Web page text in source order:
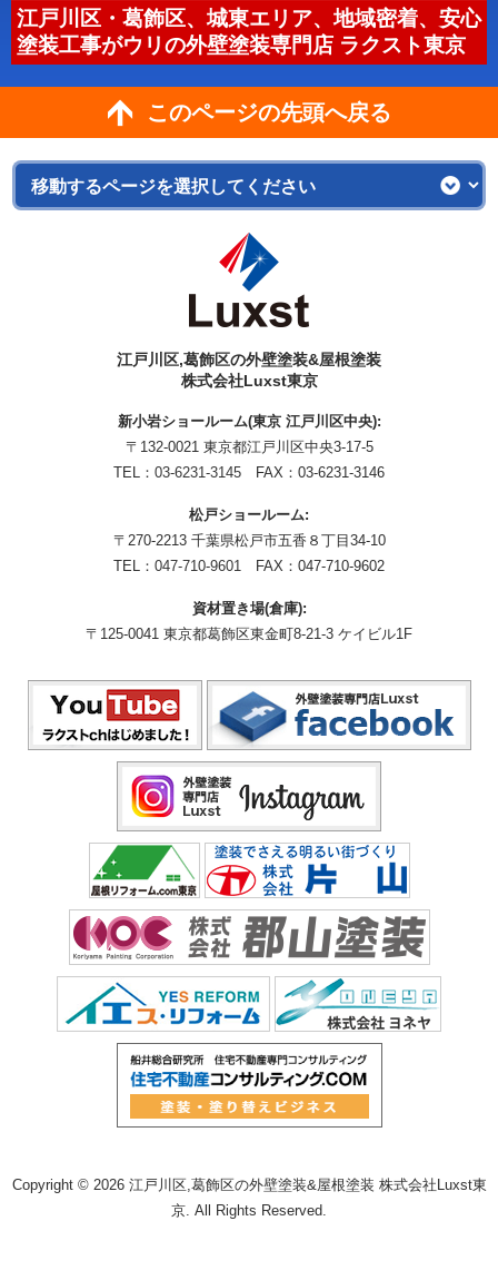
江戸川区・葛飾区、城東エリア、地域密着、安心
塗装工事がウリの外壁塗装専門店 ラクスト東京
このページの先頭へ戻る
江戸川区,葛飾区の外壁塗装&屋根塗装
株式会社Luxst東京
新小岩ショールーム(東京 江戸川区中央):
〒132-0021 東京都江戸川区中央3-17-5
TEL： 03-6231-3145 FAX：03-6231-3146
松戸ショールーム:
〒270-2213 千葉県松戸市五香８丁目34-10
TEL： 047-710-9601 FAX：047-710-9602
資材置き場(倉庫):
〒125-0041 東京都葛飾区東金町8-21-3 ケイビル1F
Copyright © 2026 江戸川区,葛飾区の外壁塗装&屋根塗装 株式会社Luxst東
京. All Rights Reserved.